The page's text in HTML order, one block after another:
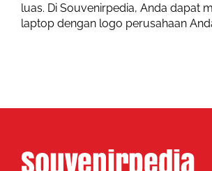
luas. Di Souvenirpedia, Anda dapat
laptop dengan logo perusahaan